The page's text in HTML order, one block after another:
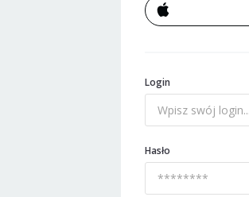
Login
Hasło